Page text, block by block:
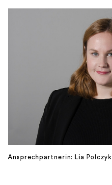
Ansprechpartnerin: Lia Polczyk